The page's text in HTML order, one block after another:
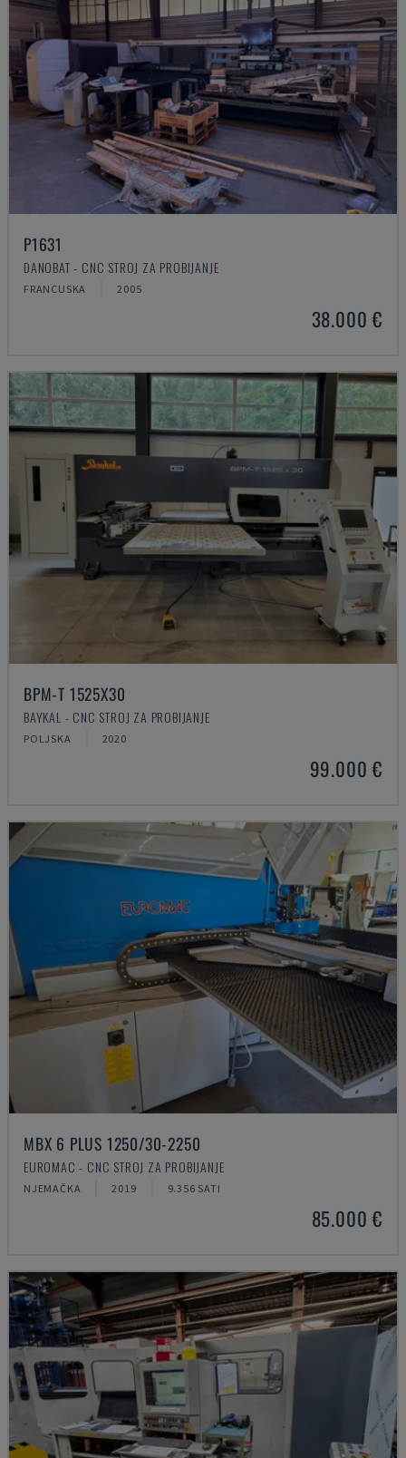
P1631
DANOBAT - CNC STROJ ZA PROBIJANJE
FRANCUSKA 2005
38.000 €
BPM-T 1525X30
BAYKAL - CNC STROJ ZA PROBIJANJE
POLJSKA 2020
99.000 €
MBX 6 PLUS 1250/30-2250
EUROMAC - CNC STROJ ZA PROBIJANJE
NJEMAČKA 2019 9.356 SATI
85.000 €